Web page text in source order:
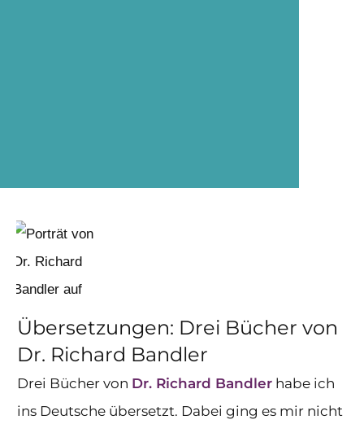
Übersetzungen: Drei Bücher von
Dr. Richard Bandler
Drei Bücher von Dr. Richard Bandler habe ich
ins Deutsche übersetzt. Dabei ging es mir nicht